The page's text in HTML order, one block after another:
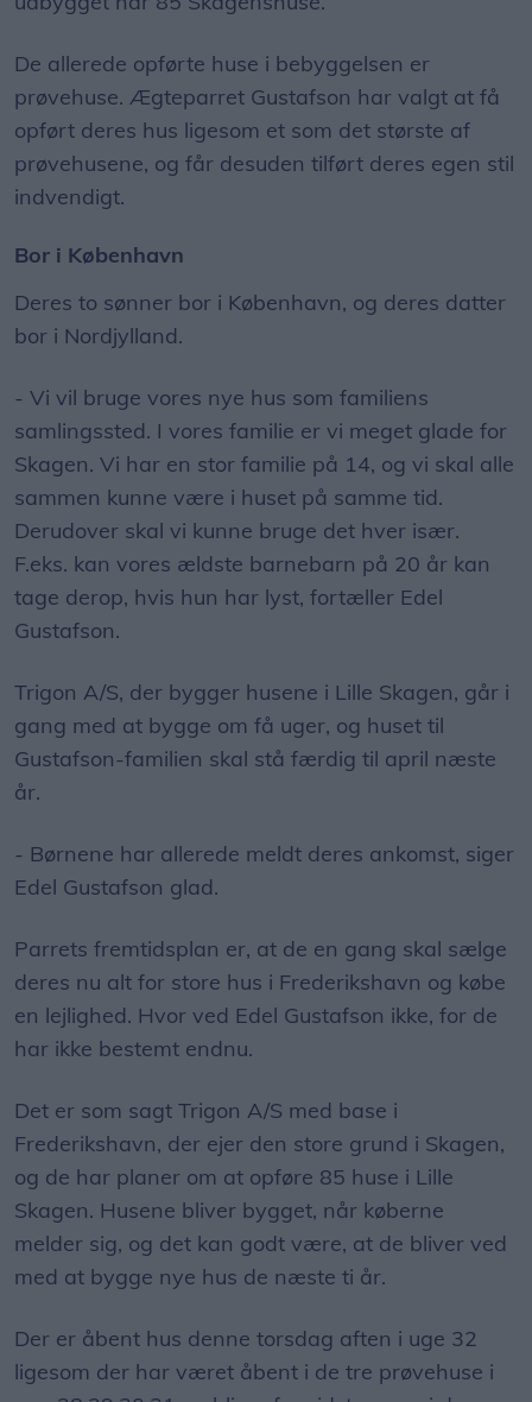
opført deres hus ligesom et som det største af
prøvehusene, og får desuden tilført deres egen stil
indvendigt.
Bor i København
Deres to sønner bor i København, og deres datter
samlingssted. I vores familie er vi meget glade for
Skagen. Vi har en stor familie på 14, og vi skal alle
sammen kunne være i huset på samme tid.
Derudover skal vi kunne bruge det hver især.
F.eks. kan vores ældste barnebarn på 20 år kan
tage derop, hvis hun har lyst, fortæller Edel
Gustafson.
Trigon A/S, der bygger husene i Lille Skagen, går i
gang med at bygge om få uger, og huset til
Gustafson-familien skal stå færdig til april næste
år.
- Børnene har allerede meldt deres ankomst, siger
Edel Gustafson glad.
deres nu alt for store hus i Frederikshavn og købe
en lejlighed. Hvor ved Edel Gustafson ikke, for de
har ikke bestemt endnu.
Det er som sagt Trigon A/S med base i
Frederikshavn, der ejer den store grund i Skagen,
og de har planer om at opføre 85 huse i Lille
Skagen. Husene bliver bygget, når køberne
melder sig, og det kan godt være, at de bliver ved
med at bygge nye hus de næste ti år.
Der er åbent hus denne torsdag aften i uge 32
ligesom der har været åbent i de tre prøvehuse i
uge 28,29,30,31 og bliver for sidste gang i denne
sommer på torsdag.
- For mig handler det om, at vi vil skabe en ny